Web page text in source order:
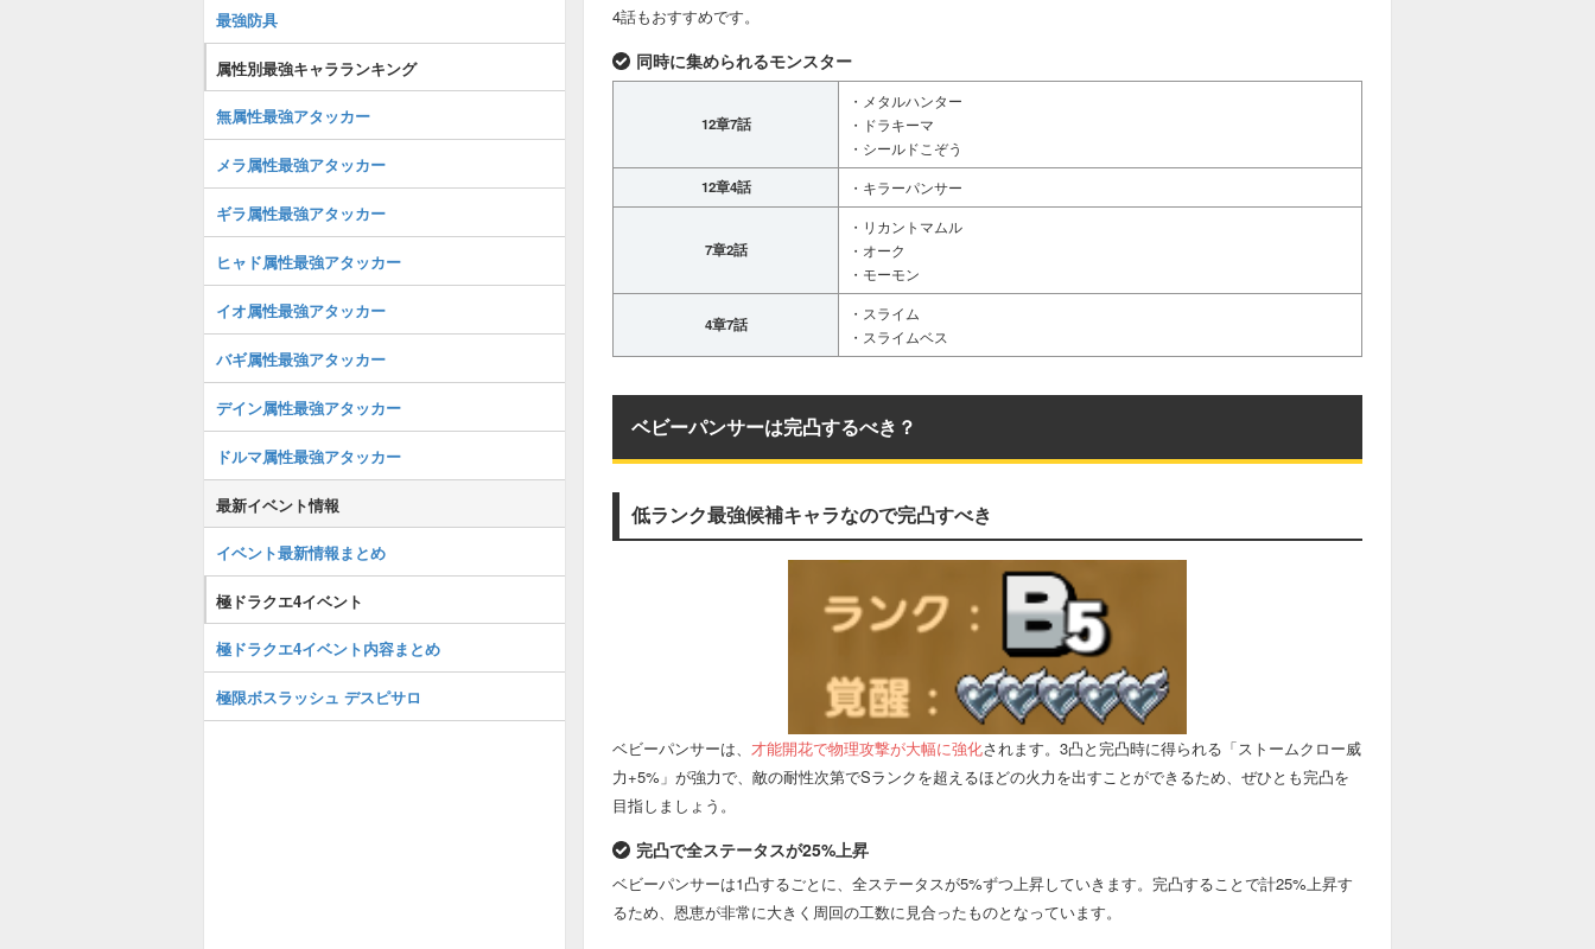
4話もおすすめです。
同時に集められるモンスター
12章7話
・メタルハンター
・ドラキーマ
・シールドこぞう
12章4話 ・キラーパンサー
7章2話
・リカントマムル
・オーク
・モーモン
4章7話
・スライム
・スライムベス
ベビーパンサーは完凸するべき？
低ランク最強候補キャラなので完凸すべき
ベビーパンサーは、 才能開花で物理攻撃が大幅に強化されます。3凸と完凸時に得られる「ストームクロー威
力+5%」が強力で、敵の耐性次第でSランクを超えるほどの火力を出すことができるため、ぜひとも完凸を
目指しましょう。
完凸で全ステータスが25%上昇
ベビーパンサーは1凸するごとに、全ステータスが5%ずつ上昇していきます。完凸することで計25%上昇す
るため、恩恵が非常に大きく周回の工数に見合ったものとなっています。
最強防具
属性別最強キャラランキング
無属性最強アタッカー
メラ属性最強アタッカー
ギラ属性最強アタッカー
ヒャド属性最強アタッカー
イオ属性最強アタッカー
バギ属性最強アタッカー
デイン属性最強アタッカー
ドルマ属性最強アタッカー
最新イベント情報
イベント最新情報まとめ
極ドラクエ4イベント
極ドラクエ4イベント内容まとめ
極限ボスラッシュ デスピサロ